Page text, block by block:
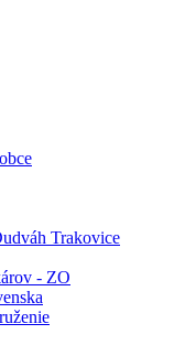
Trakovice
- ZO